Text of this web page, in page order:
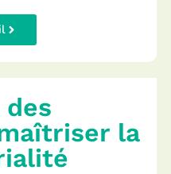
la